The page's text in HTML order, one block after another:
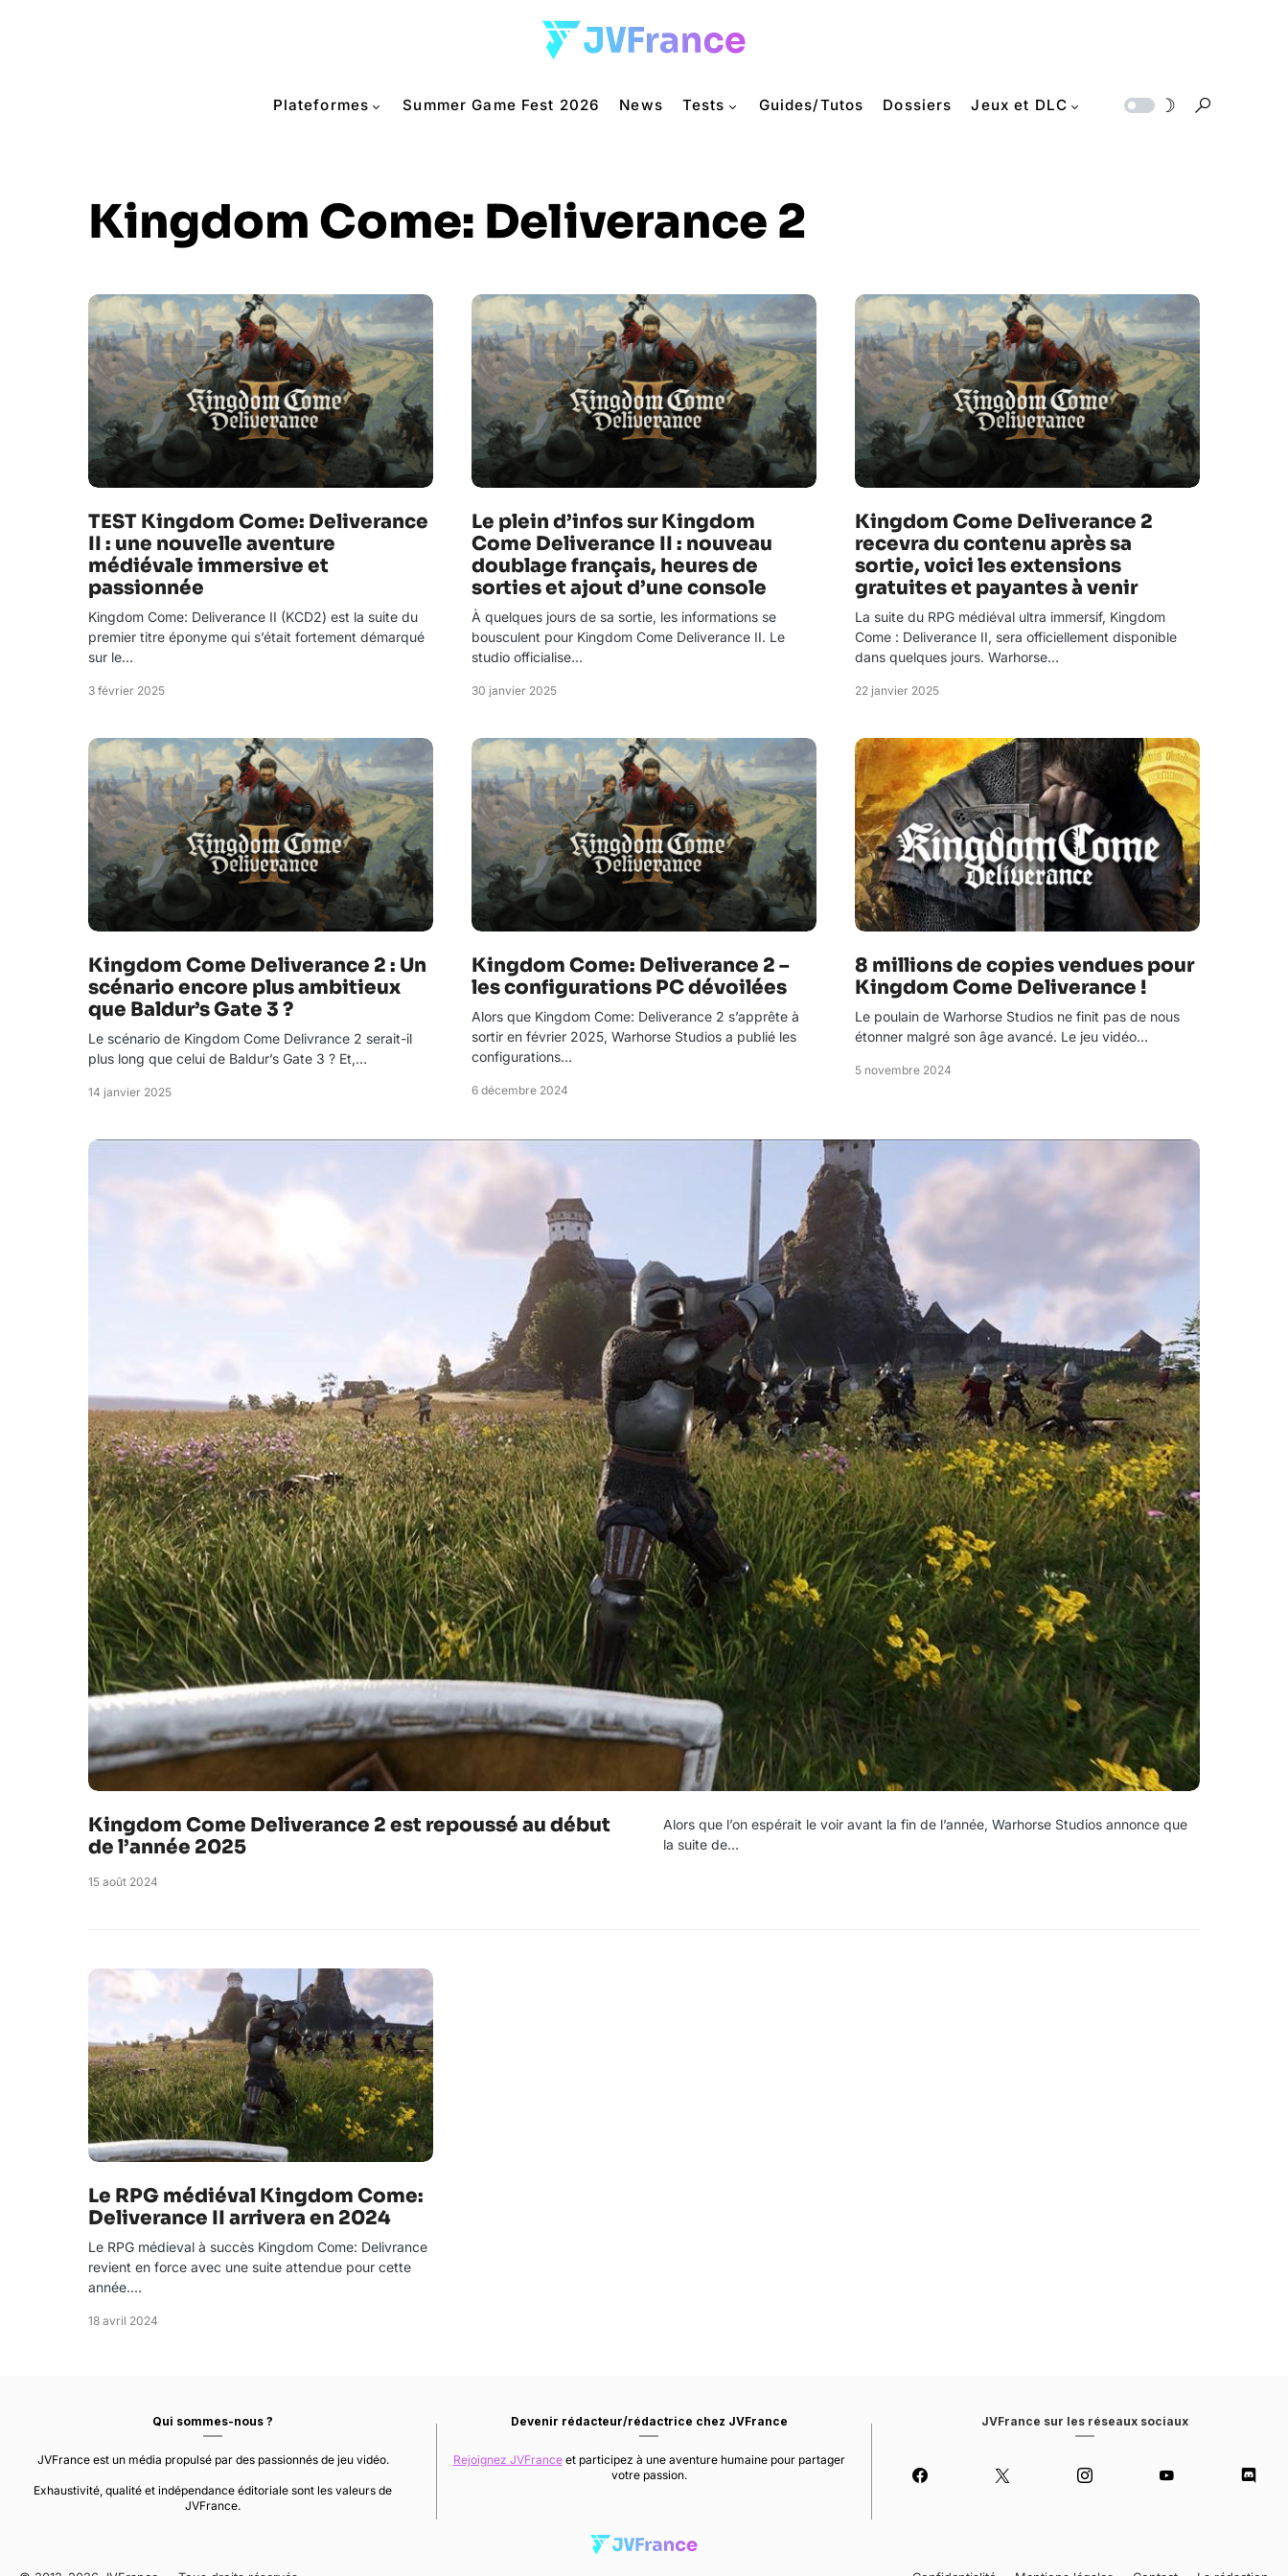
Plateformes Summer Game Fest 2026 News Tests Guides/Tutos Dossiers Jeux et DLC
Kingdom Come: Deliverance 2
TEST Kingdom Come: Deliverance
II : une nouvelle aventure
médiévale immersive et
passionnée
Kingdom Come: Deliverance II (KCD2) est la suite du
premier titre éponyme qui s’était fortement démarqué
sur le…
3 février 2025
Le plein d’infos sur Kingdom
Come Deliverance II : nouveau
doublage français, heures de
sorties et ajout d’une console
À quelques jours de sa sortie, les informations se
bousculent pour Kingdom Come Deliverance II. Le
studio officialise…
30 janvier 2025
Kingdom Come Deliverance 2
recevra du contenu après sa
sortie, voici les extensions
gratuites et payantes à venir
La suite du RPG médiéval ultra immersif, Kingdom
Come : Deliverance II, sera officiellement disponible
dans quelques jours. Warhorse…
22 janvier 2025
Kingdom Come Deliverance 2 : Un
scénario encore plus ambitieux
que Baldur’s Gate 3 ?
Le scénario de Kingdom Come Delivrance 2 serait-il
plus long que celui de Baldur’s Gate 3 ? Et,…
14 janvier 2025
Kingdom Come: Deliverance 2 –
les configurations PC dévoilées
Alors que Kingdom Come: Deliverance 2 s’apprête à
sortir en février 2025, Warhorse Studios a publié les
configurations…
6 décembre 2024
8 millions de copies vendues pour
Kingdom Come Deliverance !
Le poulain de Warhorse Studios ne finit pas de nous
étonner malgré son âge avancé. Le jeu vidéo…
5 novembre 2024
Kingdom Come Deliverance 2 est repoussé au début
de l’année 2025
15 août 2024
Alors que l’on espérait le voir avant la fin de l’année, Warhorse Studios annonce que
la suite de…
Le RPG médiéval Kingdom Come:
Deliverance II arrivera en 2024
Le RPG médieval à succès Kingdom Come: Delivrance
revient en force avec une suite attendue pour cette
année.…
18 avril 2024
Qui sommes-nous ?
JVFrance est un média propulsé par des passionnés de jeu vidéo.
Exhaustivité, qualité et indépendance éditoriale sont les valeurs de
JVFrance.
Devenir rédacteur/rédactrice chez JVFrance
Rejoignez JVFranceet participez à une aventure humaine pour partager
votre passion.
JVFrance sur les réseaux sociaux